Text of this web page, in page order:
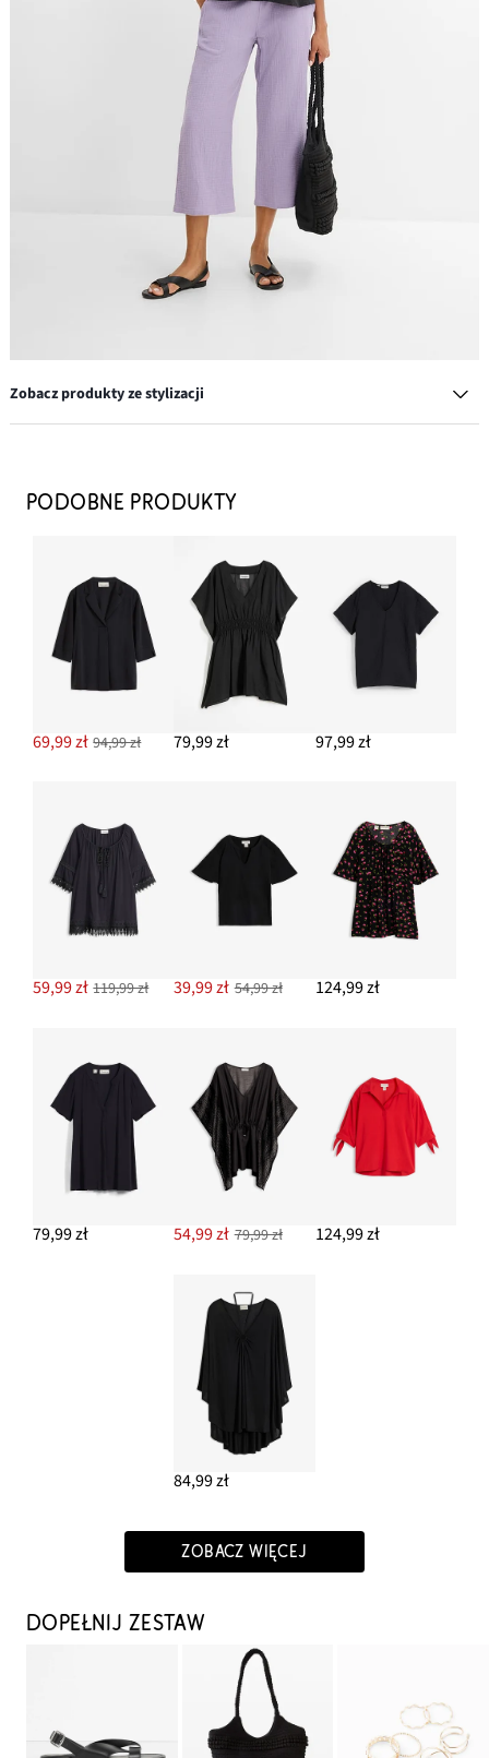
Zobacz produkty ze stylizacji
62,99 zł
Bawełniana torba shopper o strukturalnym wyglądzie
139,99 zł
DODAJ DO KOSZYKA
Sandały
107,99 zł
DODAJ DO KOSZYKA
PODOBNE PRODUKTY
69,99 zł 94,99 zł 79,99 zł 97,99 zł
59,99 zł 119,99 zł 39,99 zł 54,99 zł 124,99 zł
79,99 zł 54,99 zł 79,99 zł 124,99 zł
84,99 zł
ZOBACZ WIĘCEJ
DOPEŁNIJ ZESTAW